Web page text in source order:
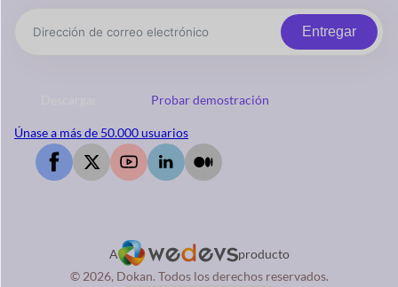
Entregar
Probar demostración
Únase a más de 50.000 usuarios
A
producto
© 2026, Dokan. Todos los derechos reservados.